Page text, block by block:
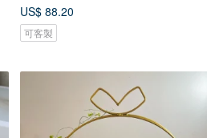
US$ 88.20
可客製